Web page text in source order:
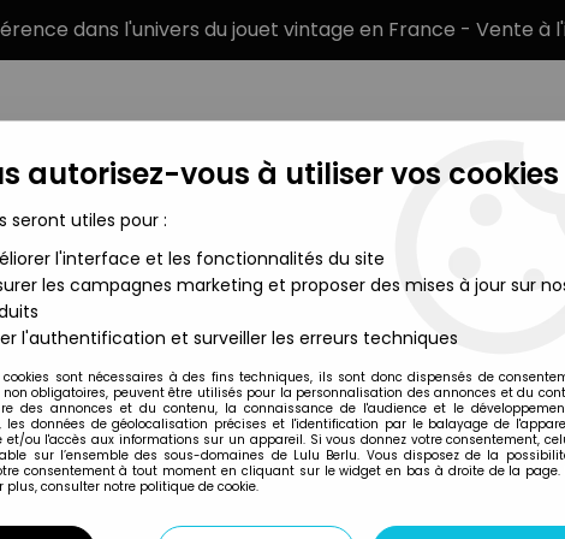
dans l'univers du jouet vintage en France - Vente à
MARQUES TYPE DE PRODUIT
Division Officer Operation ''Rösselsprung'' Yugoslavia 1944
Dragon
DRAGON MODELS -
DIVISION OFFICER
YUGOSLAVIA 1944
autorisez-vous à utiliser vos cookies
seront utiles pour :
l'interface et les fonctionnalités du site
les campagnes marketing et proposer des mises à jour sur
l'authentification et surveiller les erreurs techniques
cookies sont nécessaires à des fins techniques, ils sont donc dispensés de
non obligatoires, peuvent être utilisés pour la personnalisation des annonces et du
des annonces et du contenu, la connaissance de l'audience et le
les données de géolocalisation précises et l'identification par le balayage de
et/ou l'accès aux informations sur un appareil. Si vous donnez votre consentement,
sur l’ensemble des sous-domaines de Lulu Berlu. Vous disposez de la
consentement à tout moment en cliquant sur le widget en bas à droite de la page.
plus, consulter notre politique de cookie.